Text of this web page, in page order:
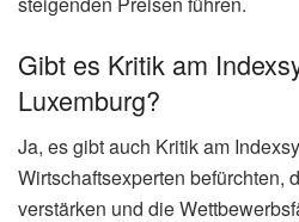
Luxemburg genau?
Das Indexsystem in Luxemburg
automatischen Anpassung von
Renten an die Inflation. Steigt
um einen bestimmten